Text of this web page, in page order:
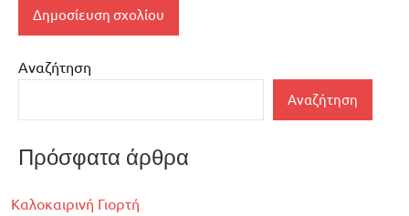
Αναζήτηση
Αναζήτηση
Πρόσφατα άρθρα
Καλοκαιρινή Γιορτή